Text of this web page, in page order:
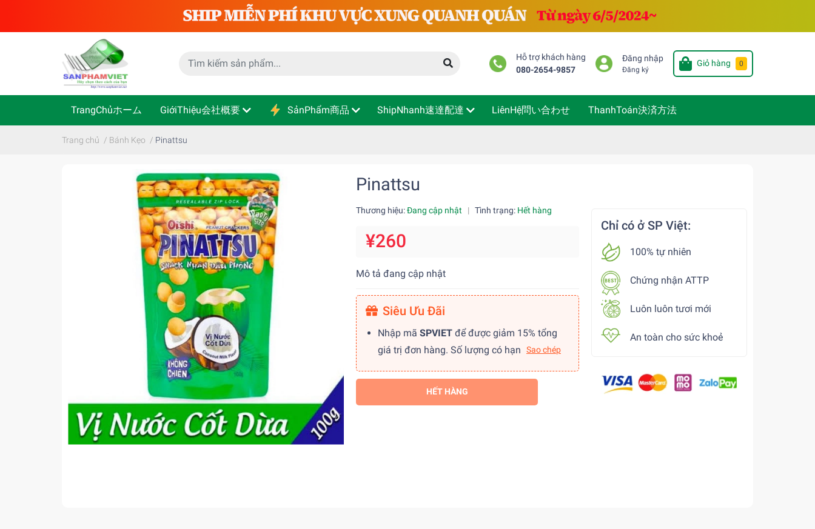
Hỗ trợ khách hàng
080-2654-9857
Đăng nhập
Đăng ký
Giỏ hàng 0
TrangChủホーム GiớiThiệu会社概要 SảnPhẩm商品 ShipNhanh速達配達 LiênHệ問い合わせ ThanhToán決済方法
Trang chủ / Bánh Kẹo / Pinattsu
Pinattsu
Thương hiệu:Đang cập nhật | Tình trạng: Hết hàng
¥260
Mô tả đang cập nhật
Siêu Ưu Đãi
Nhập mã SPVIET để được giảm 15% tổng
giá trị đơn hàng. Số lượng có hạn
Sao chép
HẾT HÀNG
Chỉ có ở SP Việt:
100% tự nhiên
Chứng nhận ATTP
Luôn luôn tươi mới
An toàn cho sức khoẻ